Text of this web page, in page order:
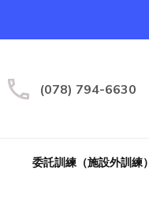
(078) 794-6630
委託訓練（施設外訓練）